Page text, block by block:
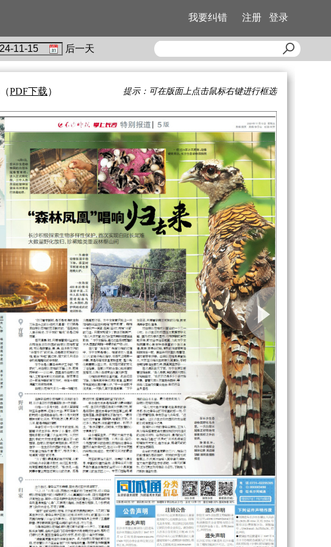
我要纠错 注册 登录
后一天
（PDF下载） 提示：可在版面上点击鼠标右键进行框选